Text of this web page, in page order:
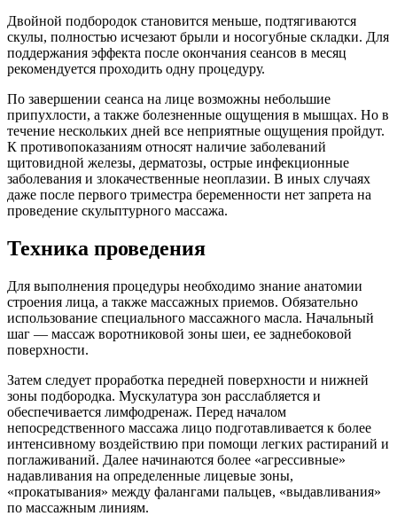
Двойной подбородок становится меньше, подтягиваются
скулы, полностью исчезают брыли и носогубные складки. Для
поддержания эффекта после окончания сеансов в месяц
рекомендуется проходить одну процедуру.
По завершении сеанса на лице возможны небольшие
припухлости, а также болезненные ощущения в мышцах. Но в
течение нескольких дней все неприятные ощущения пройдут.
К противопоказаниям относят наличие заболеваний
щитовидной железы, дерматозы, острые инфекционные
заболевания и злокачественные неоплазии. В иных случаях
даже после первого триместра беременности нет запрета на
проведение скульптурного массажа.
Техника проведения
Для выполнения процедуры необходимо знание анатомии
строения лица, а также массажных приемов. Обязательно
использование специального массажного масла. Начальный
шаг — массаж воротниковой зоны шеи, ее заднебоковой
поверхности.
Затем следует проработка передней поверхности и нижней
зоны подбородка. Мускулатура зон расслабляется и
обеспечивается лимфодренаж. Перед началом
непосредственного массажа лицо подготавливается к более
интенсивному воздействию при помощи легких растираний и
поглаживаний. Далее начинаются более «агрессивные»
надавливания на определенные лицевые зоны,
«прокатывания» между фалангами пальцев, «выдавливания»
по массажным линиям.